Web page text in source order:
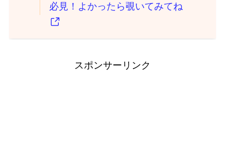
必見！よかったら覗いてみてね
スポンサーリンク